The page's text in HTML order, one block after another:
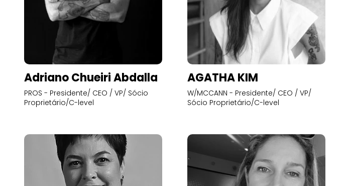
Adriano Chueiri Abdalla
PROS - Presidente/ CEO / VP/ Sócio
Proprietário/C-level
AGATHA KIM
W/MCCANN - Presidente/ CEO / VP/
Sócio Proprietário/C-level